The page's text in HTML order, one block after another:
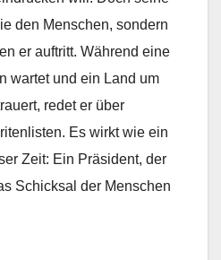
den Menschen, sondern
er auftritt. Während eine
wartet und ein Land um
redet er über
Es wirkt wie ein
Zeit: Ein Präsident, der
Schicksal der Menschen